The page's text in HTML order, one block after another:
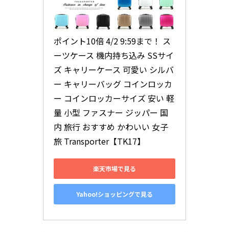
ポイント10倍 4/2 9:59まで！ ス
ーツケース 機内持ち込み SSサイ
ズ キャリーケース 可愛い シルバ
ー キャリーバッグ コインロッカ
ー コインロッカーサイズ 安い 軽
量 小型 ファスナー ジッパー 国
内 旅行 おすすめ かわいい 女子
旅 Transporter【TK17】
楽天市場で見る
Yahoo!ショッピングで見る